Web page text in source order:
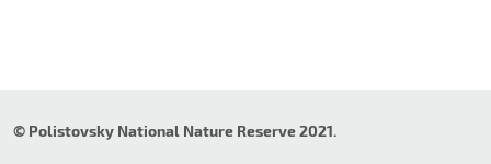
© Polistovsky National Nature Reserve 2021.